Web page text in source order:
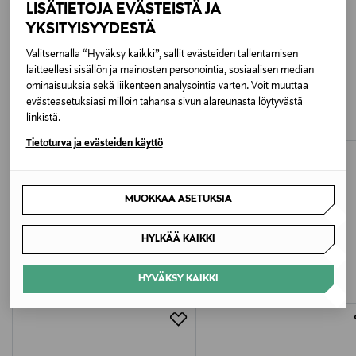
LISÄTIETOJA EVÄSTEISTÄ JA
YKSITYISYYDESTÄ
Valitsemalla “Hyväksy kaikki”, sallit evästeiden tallentamisen
laitteellesi sisällön ja mainosten personointia, sosiaalisen median
ominaisuuksia sekä liikenteen analysointia varten. Voit muuttaa
evästeasetuksiasi milloin tahansa sivun alareunasta löytyvästä
linkistä.
Tietoturva ja evästeiden käyttö
MUOKKAA ASETUKSIA
HYLKÄÄ KAIKKI
HYVÄKSY KAIKKI
Ainesosaluettelo
Aqua, Sodium Laureth Sulfate, Cocamidopropyl
Betaine, Decyl Glucoside, Charcoal Powder, Glycerin,
Coco-Glucoside, Citric Acid, Glycol Distearate, Sodium
Chloride, Cellulose, Cellulose Gum, Sodium Benzoate,
Benzoic Acid, Linalool, Parfum
Valmistusmaa
Valmistajan tuotenumero
Beiersdorf Oy
L'OCCITANE EN PROVENCE
Verbena Shower Gel -suihkugeeli
Original Price
19,00 €
L'ORÉAL PARIS
Pure Carbon 5in1 Shower Gel -
suihkugeeli 300 ml
LISÄÄ KIINNOSTAVIA
TUOTTEITA